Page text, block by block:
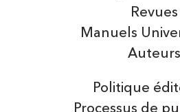
Auteurs
Manuels
Revues
Politique
Processus de